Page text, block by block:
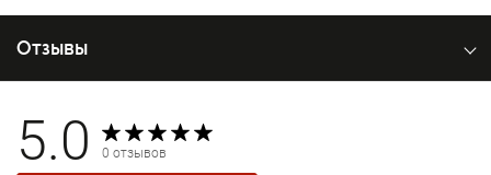
Отзывы
5.0 0 отзывов